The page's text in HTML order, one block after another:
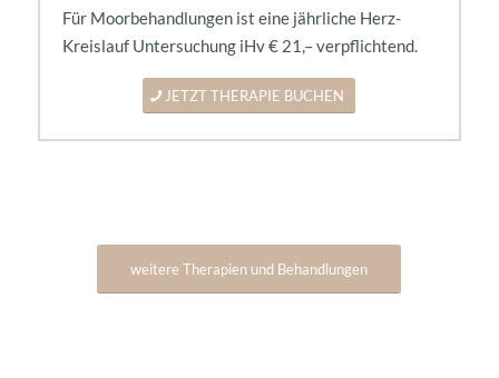
Für Moorbehandlungen ist eine jährliche Herz-
Kreislauf Untersuchung iHv € 21,– verpflichtend.
JETZT THERAPIE BUCHEN
weitere Therapien und Behandlungen